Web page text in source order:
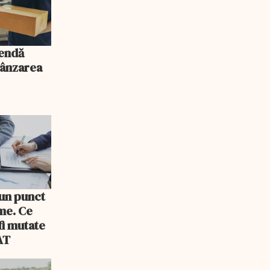
punct
Ce
mutate